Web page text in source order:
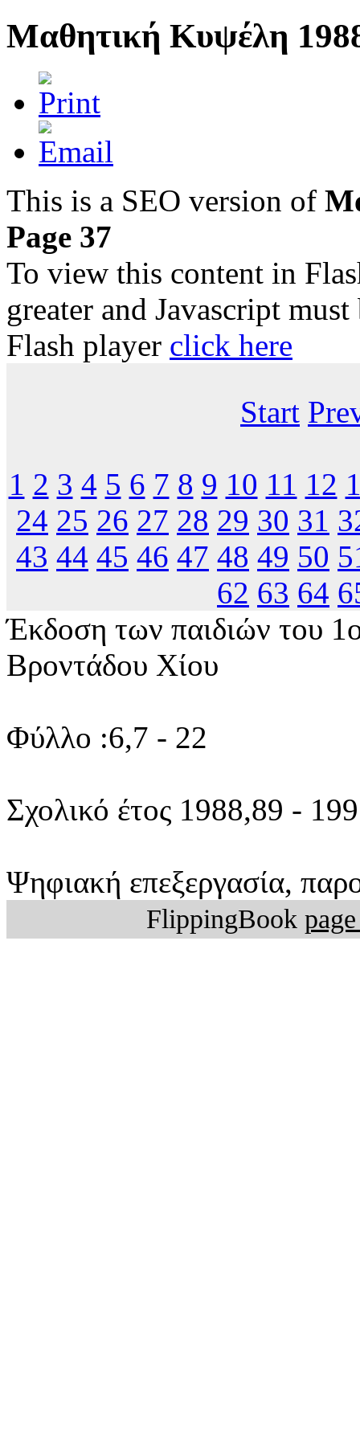
Μαθητική Κυψέλη
This is a SEO version of
Page 37
To view this content in
greater and Javascript
Flash player click here
Start
1 2 3 4 5 6 7 8 9 10 11 12
24 25 26 27 28 29 30 31
43 44 45 46 47 48 49 50
62 63 64
Έκδοση των παιδιών του
Βροντάδου Χίου
Φύλλο :6,7 - 22
Σχολικό έτος 1988,89 -
Ψηφιακή επεξεργασία,
FlippingBook